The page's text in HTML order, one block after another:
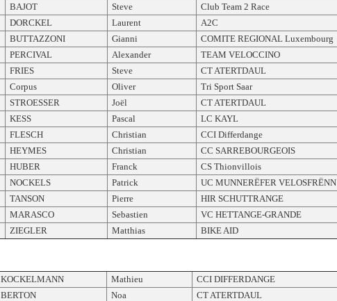
BAJOT Steve Club Team 2 Race
DORCKEL Laurent A2C
BUTTAZZONI Gianni COMITE REGIONAL Luxembourg
PERCIVAL Alexander TEAM VELOCCINO
FRIES Steve CT ATERTDAUL
Corpus Oliver Tri Sport Saar
STROESSER Joël CT ATERTDAUL
KESS Pascal LC KAYL
FLESCH Christian CCI Differdange
HEYMES Christian CC SARREBOURGEOIS
HUBER Franck CS Thionvillois
NOCKELS Patrick UC MUNNERËFER VELOSFRËNN
TANSON Pierre HIR SCHUTTRANGE
MARASCO Sebastien VC HETTANGE-GRANDE
ZIEGLER Matthias BIKE AID
KOCKELMANN Mathieu CCI DIFFERDANGE
BERTON Noa CT ATERTDAUL